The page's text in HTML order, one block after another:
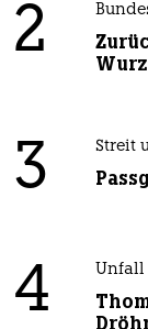
2
3 Streit
4 Unfall